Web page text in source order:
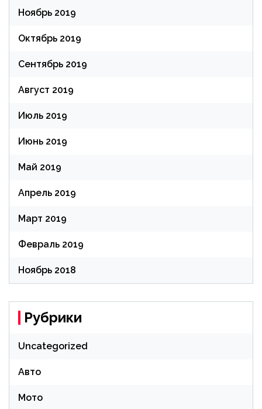
Ноябрь 2019
Октябрь 2019
Сентябрь 2019
Август 2019
Июль 2019
Июнь 2019
Май 2019
Апрель 2019
Март 2019
Февраль 2019
Ноябрь 2018
Рубрики
Uncategorized
Авто
Мото